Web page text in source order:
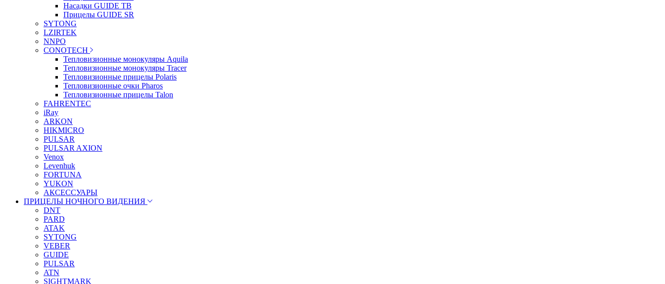
Насадки GUIDE TB
Прицелы GUIDE SR
SYTONG
LZIRTEK
NNPO
CONOTECH
Тепловизионные монокуляры Aquila
Тепловизионные монокуляры Tracer
Тепловизионные прицелы Polaris
Тепловизионные очки Pharos
Тепловизионные прицелы Talon
FAHRENTEC
iRay
ARKON
HIKMICRO
PULSAR
PULSAR AXION
Venox
Levenhuk
FORTUNA
YUKON
АКСЕССУАРЫ
ПРИЦЕЛЫ НОЧНОГО ВИДЕНИЯ
DNT
PARD
ATAK
SYTONG
VEBER
GUIDE
PULSAR
ATN
SIGHTMARK